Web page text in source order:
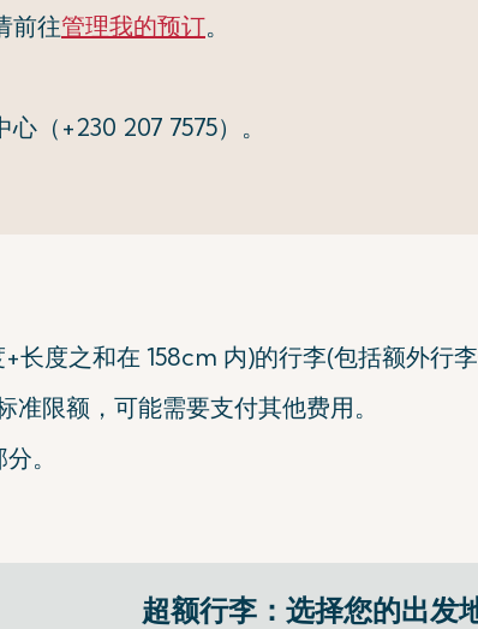
前往管理我的预订。
心（+230 207 7575）。
长度之和在 158cm 内)的行李(包括额外行
限额，可能需要支付其他费用。
。
超额行李：选择您的出发